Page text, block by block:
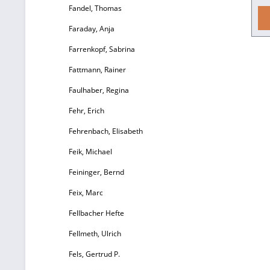
Fandel, Thomas
Faraday, Anja
Farrenkopf, Sabrina
Fattmann, Rainer
Faulhaber, Regina
Fehr, Erich
Fehrenbach, Elisabeth
Feik, Michael
Feininger, Bernd
Feix, Marc
Fellbacher Hefte
Fellmeth, Ulrich
Fels, Gertrud P.